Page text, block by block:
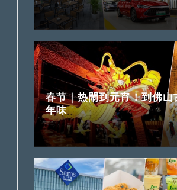
春节｜热閙到元宵！到佛山
年味